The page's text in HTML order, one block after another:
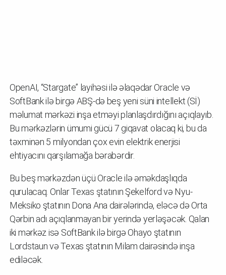
OpenAI, “Stargate” layihəsi ilə əlaqədar Oracle və
SoftBank ilə birgə ABŞ-də beş yeni süni intellekt (Sİ)
məlumat mərkəzi inşa etməyi planlaşdırdığını açıqlayıb.
Bu mərkəzlərin ümumi gücü 7 giqavat olacaq ki, bu da
təxminən 5 milyondan çox evin elektrik enerjisi
ehtiyacını qarşılamağa bərabərdir.
Bu beş mərkəzdən üçü Oracle ilə əməkdaşlıqda
qurulacaq. Onlar Texas ştatının Şekelford və Nyu-
Meksiko ştatının Dona Ana dairələrində, eləcə də Orta
Qərbin adı açıqlanmayan bir yerində yerləşəcək. Qalan
iki mərkəz isə SoftBank ilə birgə Ohayo ştatının
Lordstaun və Texas ştatının Milam dairəsində inşa
ediləcək.